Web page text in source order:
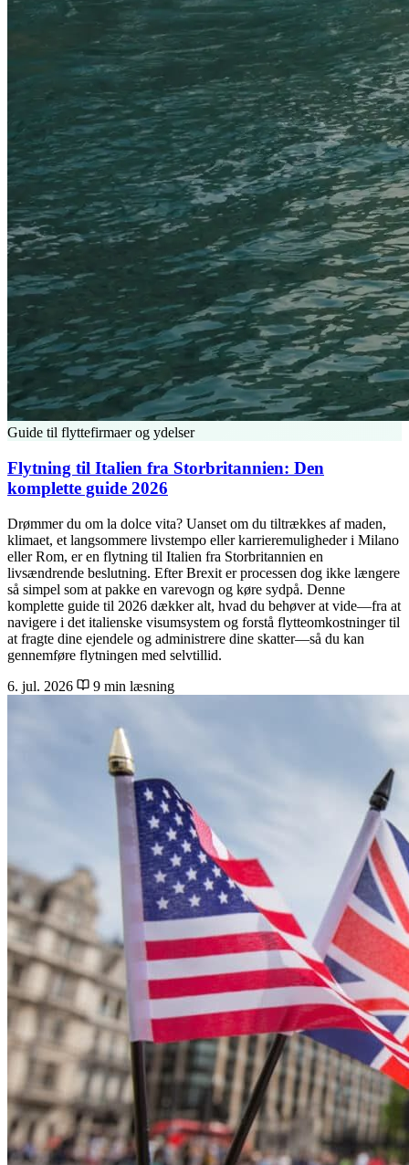
Guide til flyttefirmaer og ydelser
Flytning til Italien fra Storbritannien: Den
komplette guide 2026
Drømmer du om la dolce vita? Uanset om du tiltrækkes af maden,
klimaet, et langsommere livstempo eller karrieremuligheder i Milano
eller Rom, er en flytning til Italien fra Storbritannien en
livsændrende beslutning. Efter Brexit er processen dog ikke længere
så simpel som at pakke en varevogn og køre sydpå. Denne
komplette guide til 2026 dækker alt, hvad du behøver at vide—fra at
navigere i det italienske visumsystem og forstå flytteomkostninger til
at fragte dine ejendele og administrere dine skatter—så du kan
gennemføre flytningen med selvtillid.
6. jul. 2026
9 min læsning